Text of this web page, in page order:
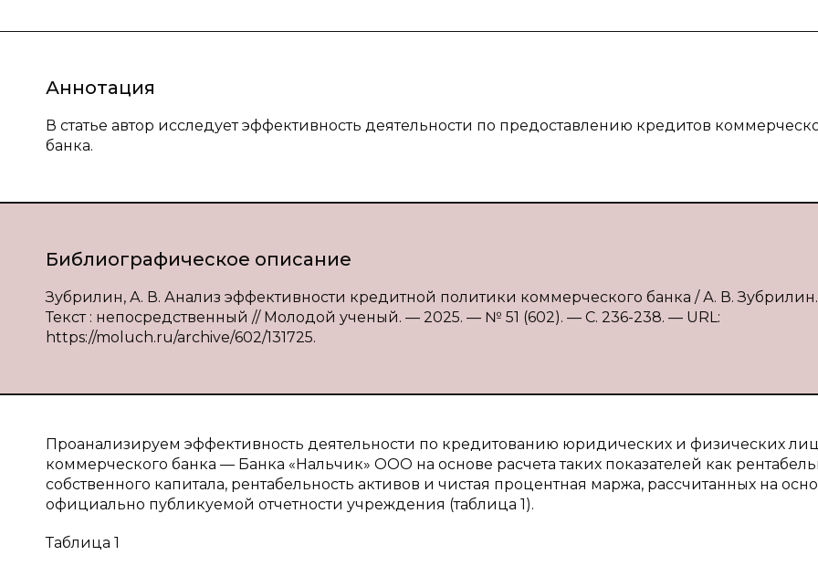
Аннотация
В статье автор исследует эффективность деятельности по предоставлению кредитов
банка.
Библиографическое описание
Зубрилин, А. В. Анализ эффективности кредитной политики коммерческого банка / А. В.
Текст : непосредственный // Молодой ученый. — 2025. — № 51 (602). — С. 236-238. — URL:
https://moluch.ru/archive/602/131725.
Проанализируем эффективность деятельности по кредитованию юридических и физических лиц
коммерческого банка — Банка «Нальчик» ООО на основе расчета таких показателей как
собственного капитала, рентабельность активов и чистая процентная маржа, рассчитанных на
официально публикуемой отчетности учреждения (таблица 1).
Таблица 1